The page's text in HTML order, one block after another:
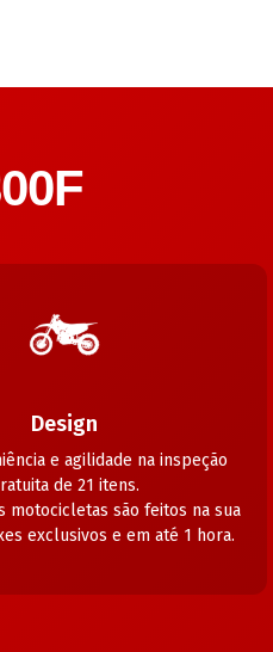
Design
e agilidade na inspeção
de 21 itens.
motocicletas são feitos na sua
exclusivos e em até 1 hora.